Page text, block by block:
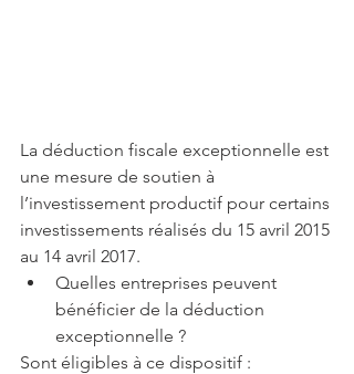
La déduction fiscale exceptionnelle est
une mesure de soutien à
l’investissement productif pour certains
investissements réalisés du 15 avril 2015
au 14 avril 2017.
Quelles entreprises peuvent
bénéficier de la déduction
exceptionnelle ?
Sont éligibles à ce dispositif :